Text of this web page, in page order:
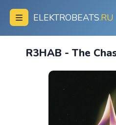
ELEKTROBEATS.RU
R3HAB - The